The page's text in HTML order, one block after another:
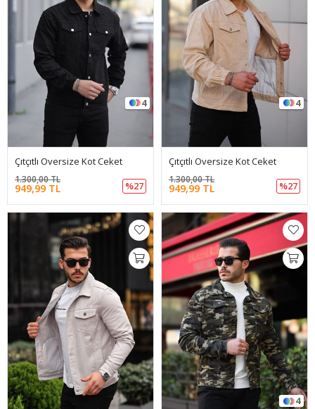
4
Çıtçıtlı Oversize Kot Ceket
949,99 TL
1.300,00 TL
%27
4
Çıtçıtlı Oversize Kot Ceket
949,99 TL
1.300,00 TL
%27
4